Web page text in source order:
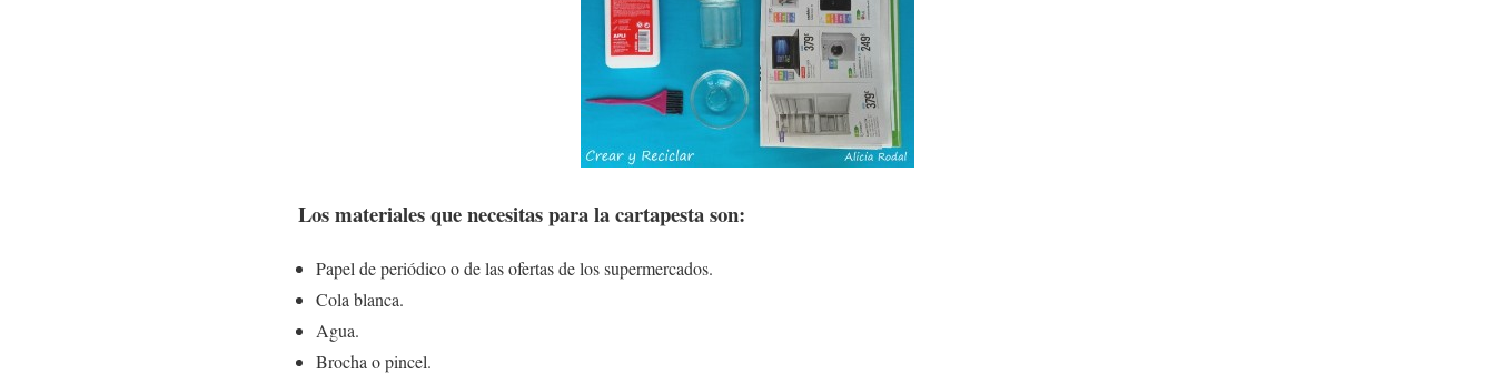
Losmaterialesque necesitas para la cartapesta son:
Papel de periódico o de las ofertas de los supermercados.
Cola blanca.
Agua.
Brocha o pincel.